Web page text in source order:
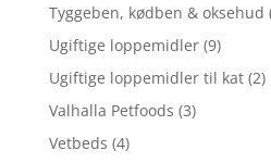
Tyggeben, kødben & oksehud
Ugiftige loppemidler (9)
Ugiftige loppemidler til kat (2)
Valhalla Petfoods (3)
Vetbeds (4)